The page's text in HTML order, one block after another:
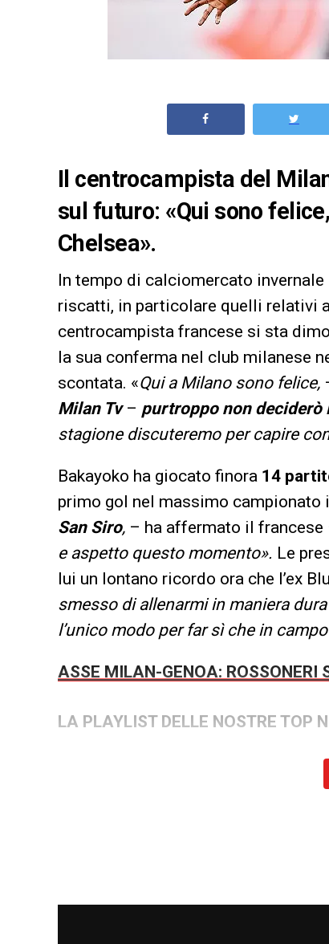
Il centrocampista del
sul futuro: «Qui sono
Chelsea».
In tempo di calciomercato invernale
riscatti, in particolare quelli relativi a
centrocampista francese si sta
la sua conferma nel club milanese
scontata. «Qui a Milano sono felice,
Milan Tv – purtroppo non deciderò
stagione discuteremo per capire
Bakayoko ha giocato finora 14
primo gol nel massimo campionato
San Siro, – ha affermato il francese
e aspetto questo momento». Le
lui un lontano ricordo ora che l’ex
smesso di allenarmi in maniera
l’unico modo per far sì che in
ASSE MILAN-GENOA: ROSSONERI
LA PLAYLIST DELLE NOSTRE TOP